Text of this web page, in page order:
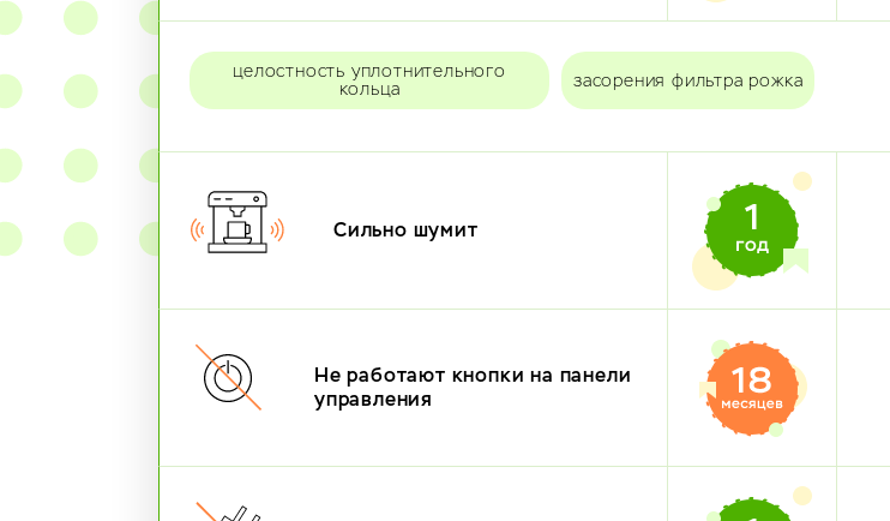
целостность уплотнительного
кольца
засорения фильтра рожка
Сильно шумит
Не работают кнопки на панели
управления